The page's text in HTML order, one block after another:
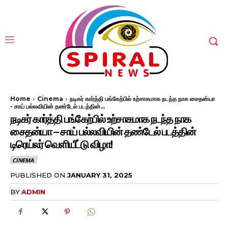
Home Cinema
நடிகர் கார்த்தி பங்கேற்பில் உற்சாகமாக நடந்த நாக சைதன்யா
- சாய் பல்லவியின் தண்டேல் படத்தின்...
நடிகர் கார்த்தி பங்கேற்பில் உற்சாகமாக நடந்த நாக
சைதன்யா – சாய் பல்லவியின் தண்டேல் படத்தின்
டிரெய்லர் வெளியீட்டு விழா!
CINEMA
PUBLISHED ON JANUARY 31, 2025
BYADMIN